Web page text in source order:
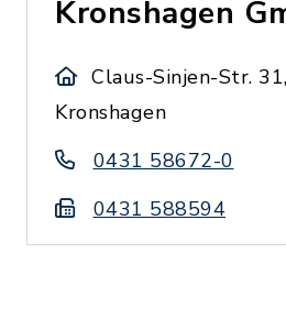
Kronshagen
Claus-Sinjen-Str.
Kronshagen
0431 58672-0
0431 588594